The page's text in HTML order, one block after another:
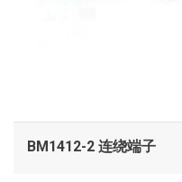
BM1412-2 连绕端子